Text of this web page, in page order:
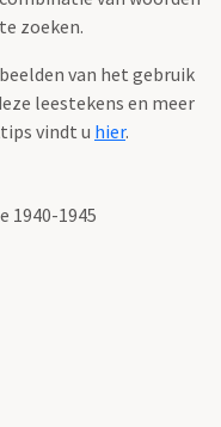
te zoeken.
van het gebruik
leestekens en meer
vindt u hier.
1940-1945